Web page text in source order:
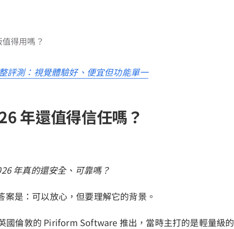
得用嗎？
評測：視覺體驗好、便宜但功能單一
年還值得信任嗎？
年真的還安全、可靠嗎？
是：可以放心，但要理解它的背景。
國倫敦的 Piriform Software 推出，當時主打的是輕量級的